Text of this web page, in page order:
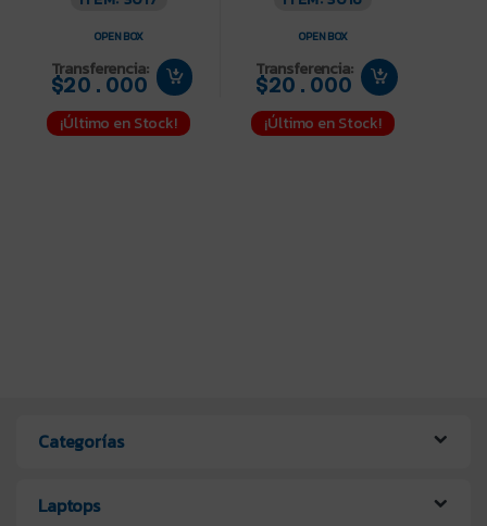
OPEN BOX
Transferencia:
$20.000
¡Último en Stock!
OPEN BOX
Transferencia:
$20.000
¡Último en Stock!
Categorías
Laptops